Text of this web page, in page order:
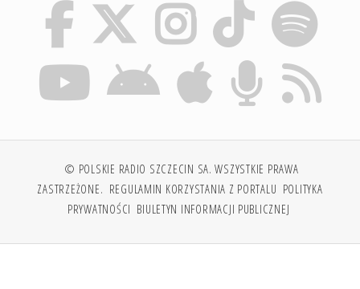
© POLSKIE RADIO SZCZECIN SA. WSZYSTKIE PRAWA
ZASTRZEŻONE. REGULAMIN KORZYSTANIA Z PORTALU POLITYKA
PRYWATNOŚCI BIULETYN INFORMACJI PUBLICZNEJ